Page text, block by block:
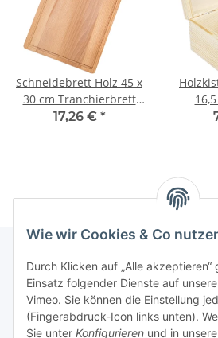
Wie wir Cookies & Co
Durch Klicken auf „Alle
Einsatz folgender Dienste auf
Vimeo. Sie können die Einstellung
(Fingerabdruck-Icon links unten).
Sie unter Konfigurieren und in
Schneidebrett Holz 45 x
30 cm Tranchierbrett
rechteckig
17,26 € *
Informationen
Gesetzliche Informationen